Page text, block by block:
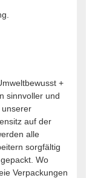
+
sinnvoller und
unserer
auf der
alle
sorgfältig
Wo
Verpackungen